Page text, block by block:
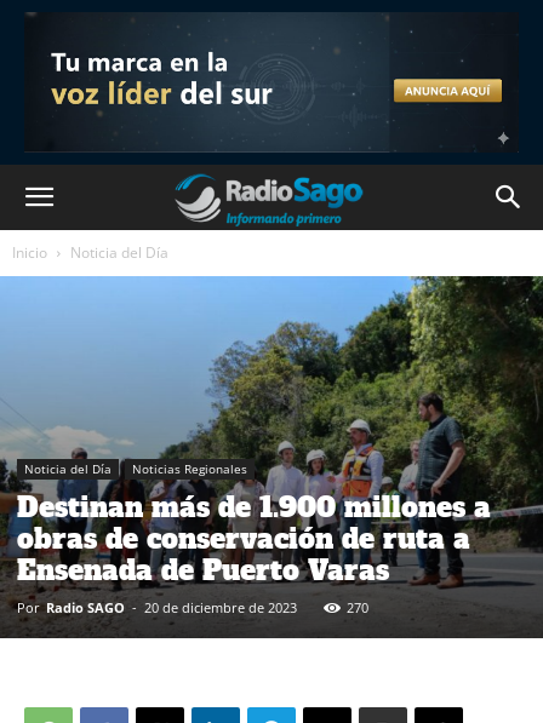
Inicio Noticia del Día
Noticia del Día Noticias Regionales
Destinan más de 1.900 millones a
obras de conservación de ruta a
Ensenada de Puerto Varas
Por Radio SAGO - 20 de diciembre de 2023 270